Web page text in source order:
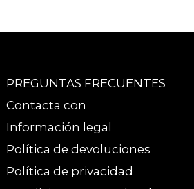
PREGUNTAS FRECUENTES
Contacta con
Información legal
Política de devoluciones
Política de privacidad